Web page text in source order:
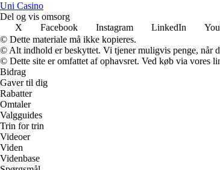
Uni Casino
Del og vis omsorg
X
Facebook Instagram LinkedIn
© Dette materiale må ikke kopieres.
© Alt indhold er beskyttet. Vi tjener muligvis penge, når
© Dette site er omfattet af ophavsret. Ved køb via vores
Bidrag
Gaver til dig
Rabatter
Omtaler
Valgguides
Trin for trin
Videoer
Viden
Videnbase